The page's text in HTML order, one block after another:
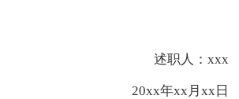
述职人：xxx
20xx年xx月xx日